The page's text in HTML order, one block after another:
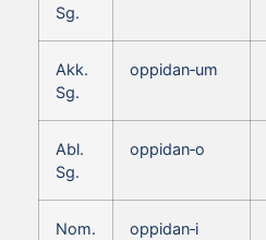
Sg.
Akk.
Sg.
oppidan‑um
Abl.
Sg.
oppidan‑o
Nom.
oppidan‑i